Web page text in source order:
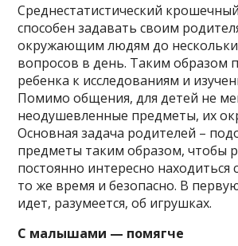
Среднестатистический
способен задавать своим
окружающим людям до
вопросов в день. Таким образом
ребенка к исследованиям и
Помимо общения, для детей не
неодушевленные предметы, их
Основная задача родителей –
предметы таким образом, чтобы
постоянно интересно находиться
то же время и безопасно. В
идет, разумеется, об игрушках.
С малышами — помягче